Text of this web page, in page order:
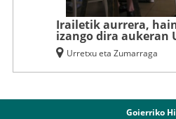
Irailetik aurrera,
izango dira aukeran
Urretxu eta Zumarraga
Goierriko